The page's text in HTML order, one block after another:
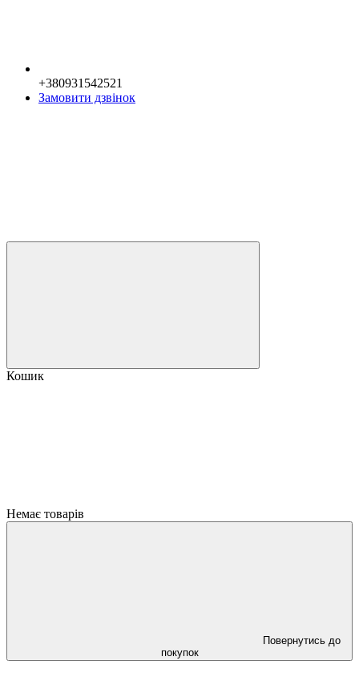
+380931542521
Замовити дзвінок
Кошик
Немає товарів
Повернутись до
покупок